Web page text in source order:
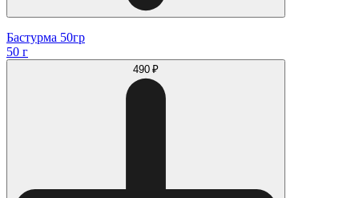
Бастурма 50гр
50 г
490 ₽